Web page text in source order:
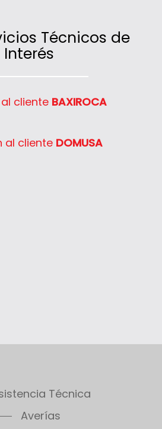
Técnicos de
Interés
cliente BAXIROCA
al cliente DOMUSA
Técnica
Averías